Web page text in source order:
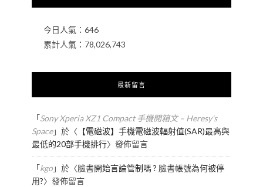
今日人氣： 646
累計人氣： 78,026,743
最新留言
「Sony Xperia XZ1 Compact 手機開箱文 – Heresy's
Space」於〈 【電磁波】手機電磁波輻射值(SAR)最高與
最低的20部手機排行〉發佈留言
「kgo」於〈臉書開始言論管制嗎 ? 臉書帳號為何被停
用?〉發佈留言